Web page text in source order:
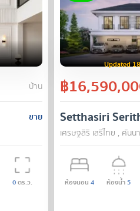
บ้าน
ขาย
0ตร.ว.
Updated
฿
Setthasiri
เศรษฐสิริ เสรีไทย , คัน
ห้องนอน 4 ห้องน้ำ5